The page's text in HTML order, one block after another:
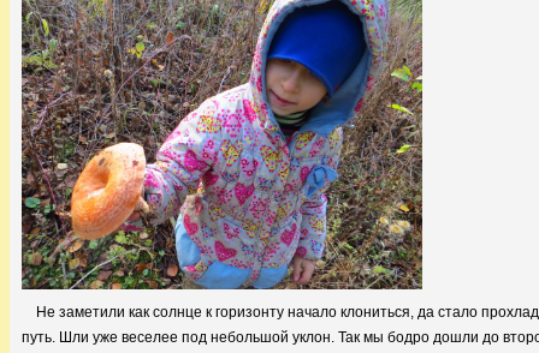
Не заметили как солнце к горизонту начало клониться, да стало
путь. Шли уже веселее под небольшой уклон. Так мы бодро дошли до